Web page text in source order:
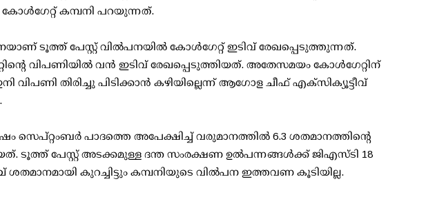
കമ്പനി പറയുന്നത്.
ടൂത്ത് പേസ്റ്റ് വില്‍പനയില്‍ കോള്‍ഗേറ്റ് ഇടിവ് രേഖപ്പെടുത്തുന്നത്.
വിപണിയില്‍ വന്‍ ഇടിവ് രേഖപ്പെടുത്തിയത്. അതേസമയം കോള്‍ഗേറ്റിന്
തിരിച്ചു പിടിക്കാന്‍ കഴിയില്ലെന്ന് ആഗോള ചീഫ് എക്‌സിക്യൂട്ടീവ്
സെപ്റ്റംബര്‍ പാദത്തെ അപേക്ഷിച്ച് വരുമാനത്തില്‍ 6.3 ശതമാനത്തിന്റെ
ടൂത്ത് പേസ്റ്റ് അടക്കമുള്ള ദന്ത സംരക്ഷണ ഉല്‍പന്നങ്ങള്‍ക്ക് ജിഎസ്ടി 18
കുറച്ചിട്ടും കമ്പനിയുടെ വില്‍പന ഇത്തവണ കൂടിയില്ല.